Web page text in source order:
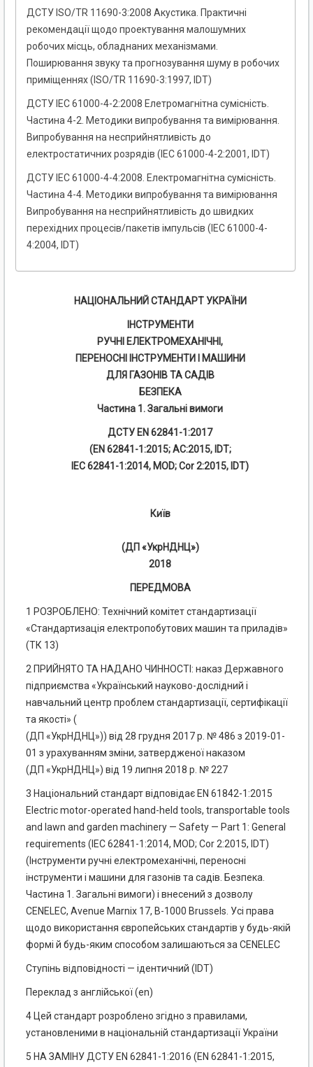
ДСТУ ISO/TR 11690-3:2008 Акустика. Практичні
рекомендації щодо проектування малошумних
робочих місць, обладнаних механізмами.
Поширювання звуку та прогнозування шуму в робочих
приміщеннях (ISO/TR 11690-3:1997, IDT)
ДСТУ ІЕС 61000-4-2:2008 Елетромагнітна сумісність.
Частина 4-2. Методики випробування та вимірювання.
Випробування на несприйнятливість до
електростатичних розрядів (ІЕС 61000-4-2:2001, IDТ)
ДСТУ ІЕС 61000-4-4:2008. Електромагнітна сумісність.
Частина 4-4. Методики випробування та вимірювання
Випробування на несприйнятливість до швидких
перехідних процесів/пакетів імпульсів (IEC 61000-4-
4:2004, IDT)
НАЦІОНАЛЬНИЙ СТАНДАРТ УКРАЇНИ
ІНСТРУМЕНТИ
РУЧНІ ЕЛЕКТРОМЕХАНІЧНІ,
ПЕРЕНОСНІ ІНСТРУМЕНТИ І МАШИНИ
ДЛЯ ГАЗОНІВ ТА САДІВ
БЕЗПЕКА
Частина 1. Загальні вимоги
ДСТУ EN 62841-1:2017
(EN 62841-1:2015; АС:2015, IDT;
ІЕС 62841-1:2014, MOD; Cor 2:2015, IDT)
Київ
(ДП «УкрНДНЦ»)
2018
ПЕРЕДМОВА
1 РОЗРОБЛЕНО: Технічний комітет стандартизації
«Стандартизація електропобутових машин та приладів»
(ТК 13)
2 ПРИЙНЯТО ТА НАДАНО ЧИННОСТІ: наказ Державного
підприємства «Український науково-дослідний і
навчальний центр проблем стандартизації, сертифікації
та якості» (
(ДП «УкрНДНЦ»)) від 28 грудня 2017 р. № 486 з 2019-01-
01 з урахуванням зміни, затвердженої наказом
(ДП «УкрНДНЦ») від 19 липня 2018 р. № 227
3 Національний стандарт відповідає EN 61842-1:2015
Electric motor-operated hand-held tools, transportable tools
and lawn and garden machinery — Safety — Part 1: General
requirements (IEC 62841-1:2014, MOD; Cor 2:2015, IDT)
(Інструменти ручні електромеханічні, переносні
інструменти і машини для газонів та садів. Безпека.
Частина 1. Загальні вимоги) і внесений з дозволу
CENELEC, Avenue Marnix 17, В-1000 Brussels. Усі права
щодо використання європейських стандартів у будь-якій
формі й будь-яким способом залишаються за CENELEC
Ступінь відповідності — ідентичний (IDT)
Переклад з англійської (еn)
4 Цей стандарт розроблено згідно з правилами,
установленими в національній стандартизації України
5 НА ЗАМІНУ ДСТУ EN 62841-1:2016 (EN 62841-1:2015,